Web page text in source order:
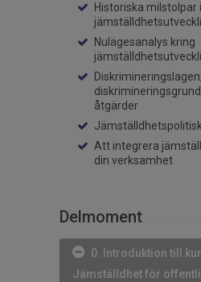
Historiska milstolpar
Nulägesanalys kring
Diskrimineringslagen,
åtgärder
Att integrera
din verksamhet
Delmoment
0. Introduktion till
Jämställdhet för